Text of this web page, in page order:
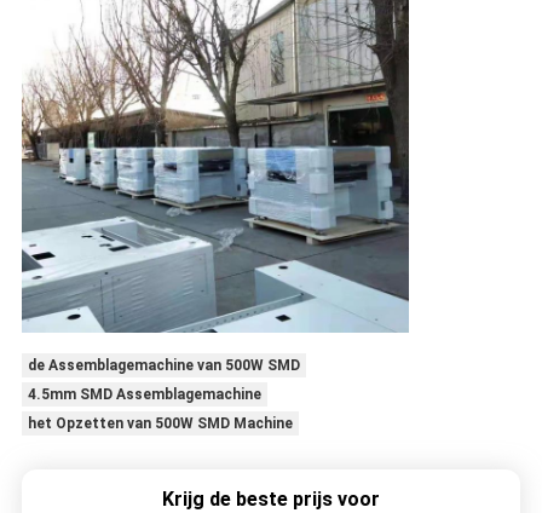
de Assemblagemachine van 500W SMD
4.5mm SMD Assemblagemachine
het Opzetten van 500W SMD Machine
Krijg de beste prijs voor